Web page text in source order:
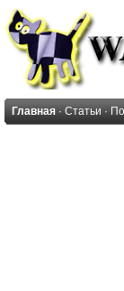
Главная · Статьи ·